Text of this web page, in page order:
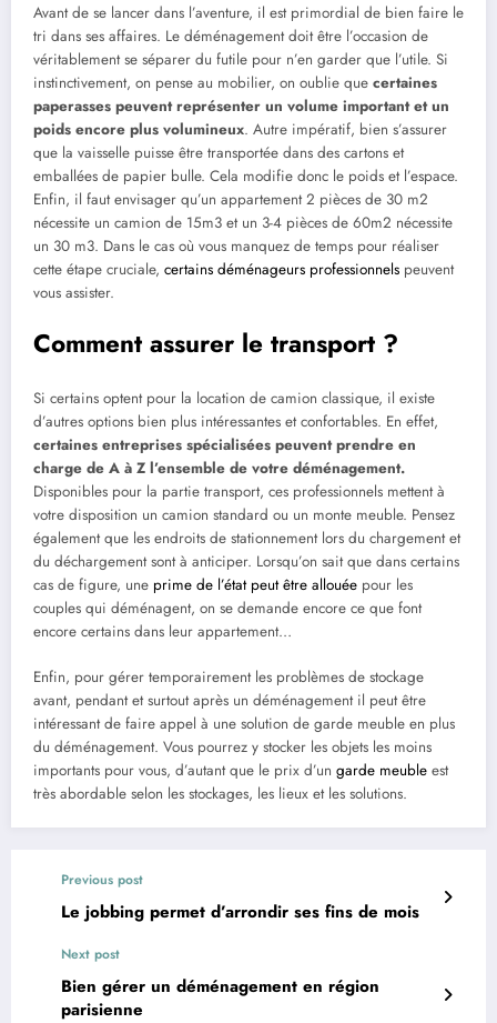
Avant de se lancer dans l’aventure, il est primordial de bien faire le
tri dans ses affaires. Le déménagement doit être l’occasion de
véritablement se séparer du futile pour n’en garder que l’utile. Si
instinctivement, on pense au mobilier, on oublie que certaines
paperasses peuvent représenter un volume important et un
poids encore plus volumineux. Autre impératif, bien s’assurer
que la vaisselle puisse être transportée dans des cartons et
emballées de papier bulle. Cela modifie donc le poids et l’espace.
Enfin, il faut envisager qu’un appartement 2 pièces de 30 m2
nécessite un camion de 15m3 et un 3-4 pièces de 60m2 nécessite
un 30 m3. Dans le cas où vous manquez de temps pour réaliser
cette étape cruciale, certains déménageurs professionnels peuvent
vous assister.
Comment assurer le transport ?
Si certains optent pour la location de camion classique, il existe
d’autres options bien plus intéressantes et confortables. En effet,
certaines entreprises spécialisées peuvent prendre en
charge de A à Z l’ensemble de votre déménagement.
Disponibles pour la partie transport, ces professionnels mettent à
votre disposition un camion standard ou un monte meuble. Pensez
également que les endroits de stationnement lors du chargement et
du déchargement sont à anticiper. Lorsqu’on sait que dans certains
cas de figure, une prime de l’état peut être allouée pour les
couples qui déménagent, on se demande encore ce que font
encore certains dans leur appartement…
Enfin, pour gérer temporairement les problèmes de stockage
avant, pendant et surtout après un déménagement il peut être
intéressant de faire appel à une solution de garde meuble en plus
du déménagement. Vous pourrez y stocker les objets les moins
importants pour vous, d’autant que le prix d’un garde meuble est
très abordable selon les stockages, les lieux et les solutions.
Previous post
Le jobbing permet d’arrondir ses fins de mois
Next post
Bien gérer un déménagement en région
parisienne